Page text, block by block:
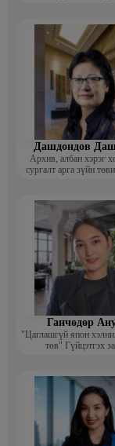
Дашдондов
Архив, албан хэрэг
сургалт арга зүйн
Ганчөдөр
"Цаглашгүй япон
төв" Гүйцэтгэх